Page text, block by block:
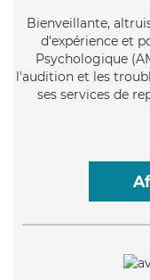
Bienveillante,
d'expérience et
Psychologique
l'audition et les
ses services de